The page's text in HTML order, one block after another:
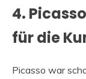
4.
für die
Picasso war